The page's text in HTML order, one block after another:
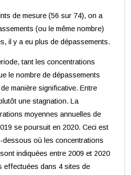
de mesure (56 sur 74), on a
(ou le même nombre)
il y a eu plus de dépassements.
tant les concentrations
le nombre de dépassements
manière significative. Entre
une stagnation. La
moyennes annuelles de
se poursuit en 2020. Ceci est
dessous où les concentrations
indiquées entre 2009 et 2020
effectuées dans 4 sites de